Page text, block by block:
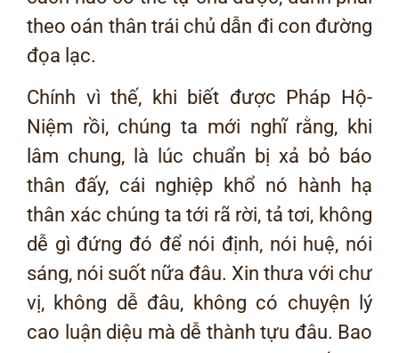
theo oán thân trái chủ dẫn đi con đường
đọa lạc.
Chính vì thế, khi biết được Pháp Hộ-
Niệm rồi, chúng ta mới nghĩ rằng, khi
lâm chung, là lúc chuẩn bị xả bỏ báo
thân đấy, cái nghiệp khổ nó hành hạ
thân xác chúng ta tới rã rời, tả tơi, không
dễ gì đứng đó để nói định, nói huệ, nói
sáng, nói suốt nữa đâu. Xin thưa với chư
vị, không dễ đâu, không có chuyện lý
cao luận diệu mà dễ thành tựu đâu. Bao